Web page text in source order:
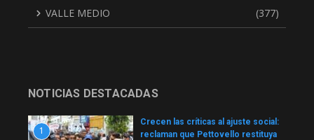
VALLE MEDIO (377)
NOTICIAS DESTACADAS
1
Crecen las críticas al ajuste social:
reclaman que Pettovello restituya